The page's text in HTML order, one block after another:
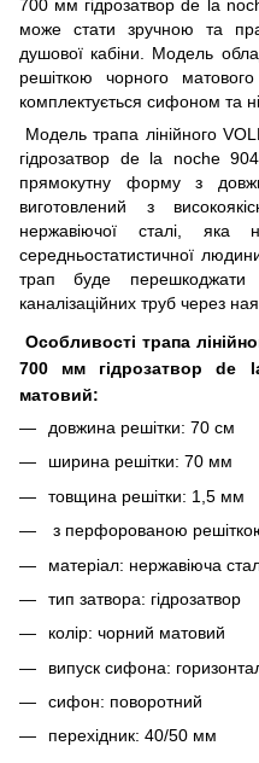
700 мм гідрозатвор de la
може стати зручною та
душової кабіни. Модель
решіткою чорного
комплектується сифоном та
Модель трапа лінійного
гідрозатвор de la noche
прямокутну форму з
виготовлений з
нержавіючої сталі, яка
середньостатистичної
трап буде перешкоджати
каналізаційних труб через
Особливості трапа
700 мм гідрозатвор de
матовий:
довжина решітки: 70 ​​см
ширина решітки: 70 мм
товщина решітки: 1,5 мм
з перфорованою
матеріал: нержавіюча
тип затвора: гідрозатвор
колір: чорний матовий
випуск сифона:
сифон: поворотний
перехідник: 40/50 мм